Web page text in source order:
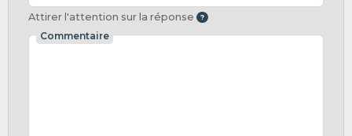
Attirer l'attention sur la réponse
Commentaire